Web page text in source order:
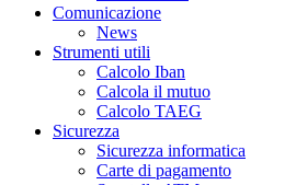
Comunicazione
News
Strumenti utili
Calcolo Iban
Calcola il mutuo
Calcolo TAEG
Sicurezza
Sicurezza informatica
Carte di pagamento